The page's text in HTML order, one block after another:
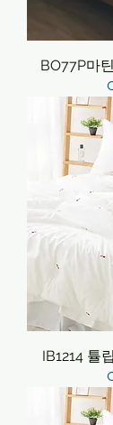
BO77P마
IB1214 튤